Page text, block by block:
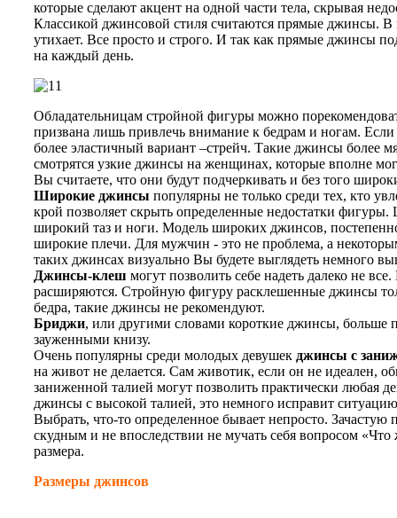
которые сделают акцент на одной части тела, скрывая
Классикой джинсовой стиля считаются прямые джинсы. В
утихает. Все просто и строго. И так как прямые джинсы
на каждый день.
Обладательницам стройной фигуры можно
призвана лишь привлечь внимание к бедрам и ногам.
более эластичный вариант –стрейч. Такие джинсы более
смотрятся узкие джинсы на женщинах, которые вполне
Вы считаете, что они будут подчеркивать и без того
Широкие джинсы популярны не только среди тех, кто
крой позволяет скрыть определенные недостатки
широкий таз и ноги. Модель широких джинсов,
широкие плечи. Для мужчин - это не проблема, а
таких джинсах визуально Вы будете выглядеть немного
Джинсы-клеш могут позволить себе надеть далеко не
расширяются. Стройную фигуру расклешенные джинсы
бедра, такие джинсы не рекомендуют.
Бриджи, или другими словами короткие джинсы, больше
зауженными книзу.
Очень популярны среди молодых девушек джинсы с
на живот не делается. Сам животик, если он не идеален,
заниженной талией могут позволить практически любая
джинсы с высокой талией, это немного исправит
Выбрать, что-то определенное бывает непросто. Зачастую
скудным и не впоследствии не мучать себя вопросом
размера.
Размеры джинсов